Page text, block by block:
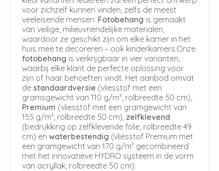
voor zichzelf kunnen vinden, zelfs de meest
veeleisende mensen. Fotobehang is gemaakt
van veilige, milieuvriendelijke materialen,
waardoor ze geschikt zijn om elke kamer in het
huis mee te decoreren – ook kinderkamers.Onze
fotobehang is verkrijgbaar in vier varianten,
waarbij elke klant de perfecte oplossing voor
zijn of haar behoeften vindt. Het aanbod omvat
de standaardversie (vliesstof met een
gramsgewicht van 110 g/m², rolbreedte 50 cm),
Premium (vliesstof met een gramgewicht van
155 g/m², rolbreedte 50 cm), zelfklevend
(bedrukking op zelfklevende folie, rolbreedte 49
cm) en waterbestendig (vliesstof Premium met
een gramgewicht van 170 g/m² gecombineerd
met het innovatieve HYDRO systeem in de vorm
van acryllak, rolbreedte 50 cm).